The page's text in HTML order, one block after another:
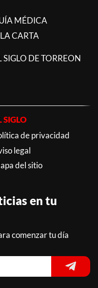
MÉDICA
CARTA
SIGLO DE TORREON
SIGLO
de privacidad
legal
del sitio
en tu
comenzar tu día